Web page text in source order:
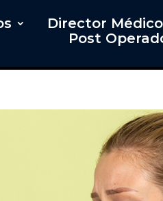
Director Médico
Post